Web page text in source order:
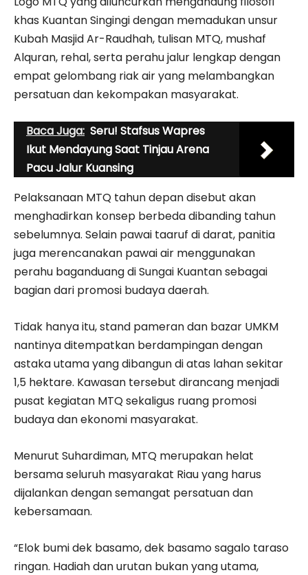
khas Kuantan Singingi dengan memadukan unsur
Kubah Masjid Ar-Raudhah, tulisan MTQ, mushaf
Alquran, rehal, serta perahu jalur lengkap dengan
empat gelombang riak air yang melambangkan
persatuan dan kekompakan masyarakat.
Baca Juga: Seru! Stafsus Wapres
Ikut Mendayung Saat Tinjau Arena
Pacu Jalur Kuansing
Pelaksanaan MTQ tahun depan disebut akan
menghadirkan konsep berbeda dibanding tahun
sebelumnya. Selain pawai taaruf di darat, panitia
juga merencanakan pawai air menggunakan
perahu baganduang di Sungai Kuantan sebagai
bagian dari promosi budaya daerah.
Tidak hanya itu, stand pameran dan bazar UMKM
nantinya ditempatkan berdampingan dengan
astaka utama yang dibangun di atas lahan sekitar
1,5 hektare. Kawasan tersebut dirancang menjadi
pusat kegiatan MTQ sekaligus ruang promosi
budaya dan ekonomi masyarakat.
Menurut Suhardiman, MTQ merupakan helat
bersama seluruh masyarakat Riau yang harus
dijalankan dengan semangat persatuan dan
kebersamaan.
“Elok bumi dek basamo, dek basamo sagalo taraso
ringan. Hadiah dan urutan bukan yang utama,